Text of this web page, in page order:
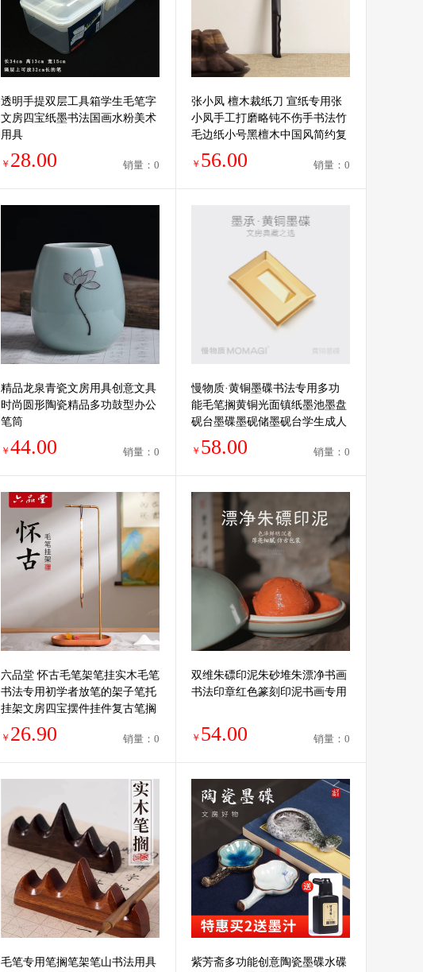
透明手提双层工具箱学生毛笔字
文房四宝纸墨书法国画水粉美术
用具
￥ 28.00 销量：0
张小凤 檀木裁纸刀 宣纸专用张
小凤手工打磨略钝不伤手书法竹
毛边纸小号黑檀木中国风简约复
古国画文房用具
￥ 56.00 销量：0
精品龙泉青瓷文房用具创意文具
时尚圆形陶瓷精品多功鼓型办公
笔筒
￥ 44.00 销量：0
慢物质·黄铜墨碟书法专用多功
能毛笔搁黄铜光面镇纸墨池墨盘
砚台墨碟墨砚储墨砚台学生成人
文房四宝书法用具
￥ 58.00 销量：0
六品堂 怀古毛笔架笔挂实木毛笔
书法专用初学者放笔的架子笔托
挂架文房四宝摆件挂件复古笔搁
花梨木毛笔挂架
￥ 26.90 销量：0
双维朱磦印泥朱砂堆朱漂净书画
书法印章红色篆刻印泥书画专用
￥ 54.00 销量：0
毛笔专用笔搁笔架笔山书法用具
紫芳斋多功能创意陶瓷墨碟水碟